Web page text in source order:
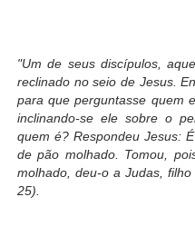
"Um de seus discípulos,
reclinado no seio de Jesus.
para que perguntasse quem
inclinando-se ele sobre o
quem é? Respondeu Jesus:
de pão molhado. Tomou,
molhado, deu-o a Judas,
25).